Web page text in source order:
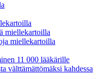
miellekartoilla
miellekartoilla
11 000 lääkärille
välttämättömäksi kahdessa